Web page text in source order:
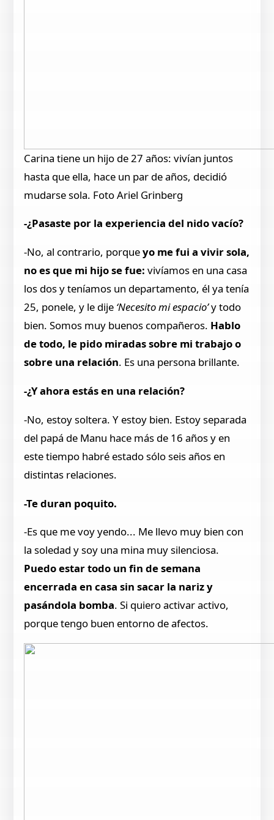
Carina tiene un hijo de 27 años: vivían juntos
hasta que ella, hace un par de años, decidió
mudarse sola. Foto Ariel Grinberg
-¿Pasaste por la experiencia del nido vacío?
-No, al contrario, porqueyo me fui a vivir sola,
no es que mi hijo se fue: vivíamos en una casa
los dos y teníamos un departamento, él ya tenía
25, ponele, y le dije ‘Necesito mi espacio’y todo
bien. Somos muy buenos compañeros. Hablo
de todo, le pido miradas sobre mi trabajo o
sobre una relación. Es una persona brillante.
-¿Y ahora estás en una relación?
-No, estoy soltera. Y estoy bien. Estoy separada
del papá de Manu hace más de 16 años y en
este tiempo habré estado sólo seis años en
distintas relaciones.
-Te duran poquito.
-Es que me voy yendo... Me llevo muy bien con
la soledad y soy una mina muy silenciosa.
Puedo estar todo un fin de semana
encerrada en casa sin sacar la nariz y
pasándola bomba. Si quiero activar activo,
porque tengo buen entorno de afectos.